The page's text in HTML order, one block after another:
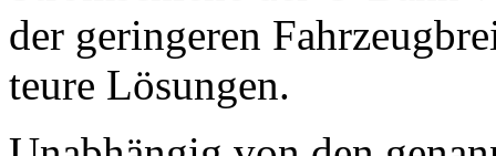
der geringeren
teure Lösungen.